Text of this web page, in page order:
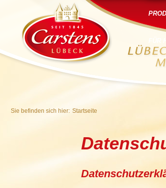
Sie befinden sich hier: Startseite